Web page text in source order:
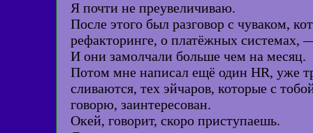
Я почти не преувеличиваю.
После этого был разговор с чуваком,
рефакторинге, о платёжных системах,
И они замолчали больше чем на месяц.
Потом мне написал ещё один HR, уже
сливаются, тех эйчаров, которые с
говорю, заинтересован.
Окей, говорит, скоро приступаешь.